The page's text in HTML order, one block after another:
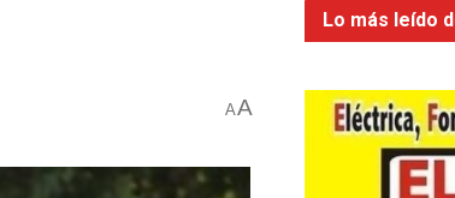
AA
Lo más leído